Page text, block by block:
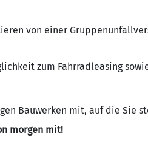
von einer
zum Fahrradleasing
Bauwerken mit, auf die Sie
morgen mit!